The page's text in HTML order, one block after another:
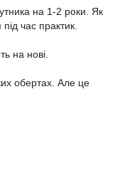
на 1-2 роки. Як
час практик.
на нові.
обертах. Але це